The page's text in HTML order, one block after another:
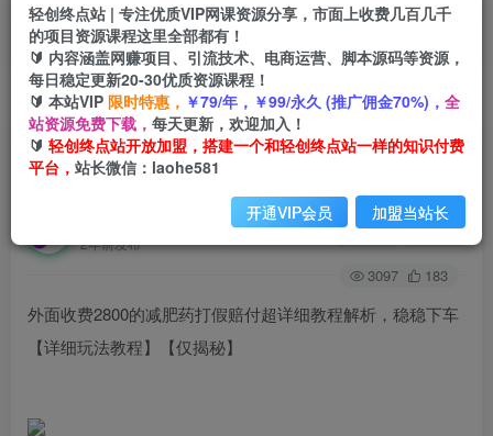
首页 创业课程 会员免费 正文
外面收费2800的减肥药打假赔付超详细教程解
析，稳稳下车【详细玩法教程】【仅揭秘】
2年前发布
关注 私信
3097 183
外面收费2800的减肥药打假赔付超详细教程解析，稳稳下车
【详细玩法教程】【仅揭秘】
轻创终点站 | 专注优质VIP网课资源分享，市面上收费几百几千
的项目资源课程这里全部都有！
🔰 内容涵盖网赚项目、引流技术、电商运营、脚本源码等资源，
每日稳定更新20-30优质资源课程！
🔰 本站VIP 限时特惠， ￥79/年，￥99/永久 (推广佣金70%)， 全
站资源免费下载， 每天更新，欢迎加入！
🔰 轻创终点站开放加盟，搭建一个和轻创终点站一样的知识付费
平台， 站长微信：laohe581
开通VIP会员 加盟当站长